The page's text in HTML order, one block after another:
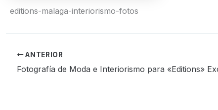
editions-malaga-interiorismo-fotos
ANTERIOR